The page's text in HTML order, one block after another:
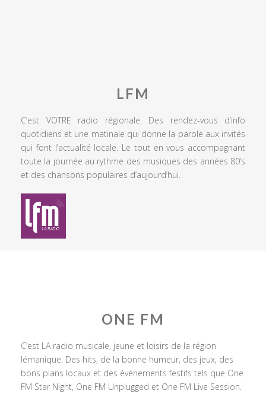
LFM
C’est VOTRE radio régionale. Des rendez-vous d’info
quotidiens et une matinale qui donne la parole aux invités
qui font l’actualité locale. Le tout en vous accompagnant
toute la journée au rythme des musiques des années 80’s
et des chansons populaires d’aujourd’hui.
ONE FM
C’est LA radio musicale, jeune et loisirs de la région
lémanique. Des hits, de la bonne humeur, des jeux, des
bons plans locaux et des événements festifs tels que One
FM Star Night, One FM Unplugged et One FM Live Session.